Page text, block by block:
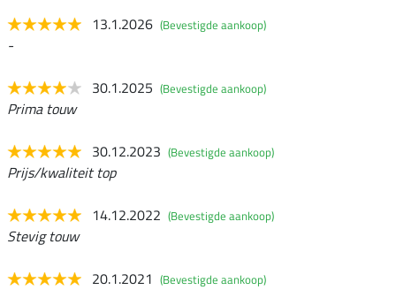
13.1.2026 (Bevestigde aankoop)
-
30.1.2025 (Bevestigde aankoop)
Prima touw
30.12.2023 (Bevestigde aankoop)
Prijs/kwaliteit top
14.12.2022 (Bevestigde aankoop)
Stevig touw
20.1.2021 (Bevestigde aankoop)